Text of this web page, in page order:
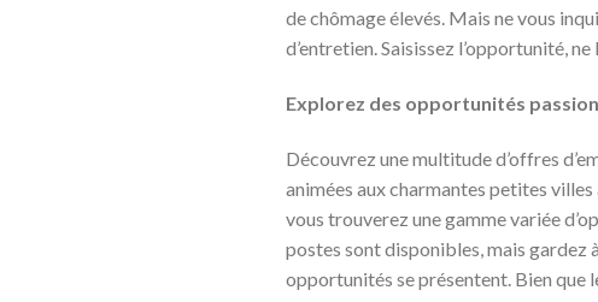
de chômage élevés. Mais ne vous
d’entretien. Saisissez l’opportunité, ne
Explorez des opportunités
Découvrez une multitude d’offres
animées aux charmantes petites
vous trouverez une gamme variée
postes sont disponibles, mais gardez
opportunités se présentent. Bien que